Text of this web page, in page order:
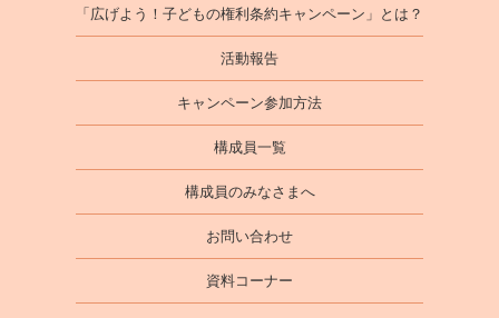
「広げよう！子どもの権利条約キャンペーン」とは？
活動報告
キャンペーン参加方法
構成員一覧
構成員のみなさまへ
お問い合わせ
資料コーナー